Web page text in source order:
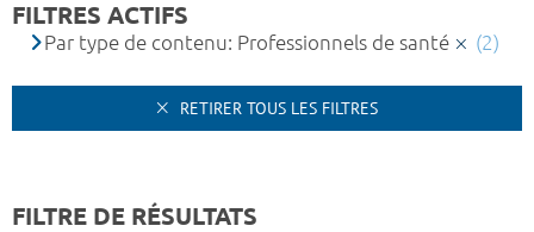
FILTRES ACTIFS
Par type de contenu: Professionnels de santé (2)
RETIRER TOUS LES FILTRES
FILTRE DE RÉSULTATS